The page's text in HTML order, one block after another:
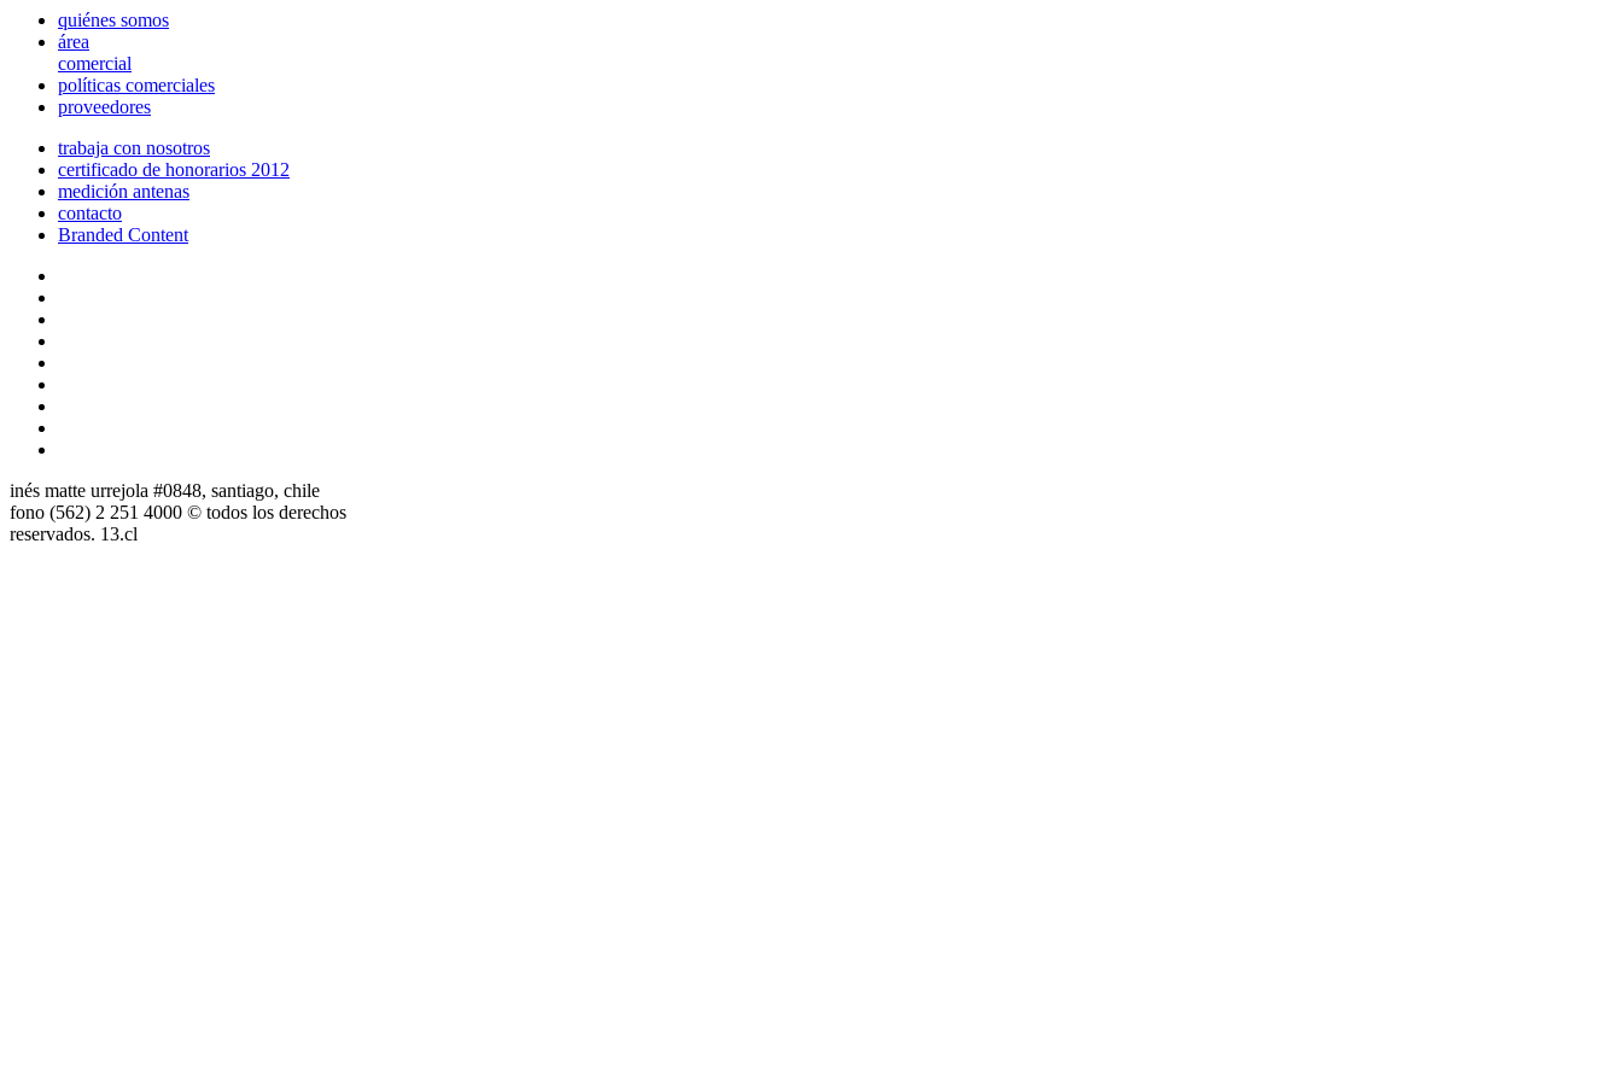
quiénes somos
área
comercial
políticas comerciales
proveedores
trabaja con nosotros
certificado de honorarios 2012
medición antenas
contacto
Branded Content
inés matte urrejola #0848, santiago, chile
fono (562) 2 251 4000 © todos los derechos
reservados. 13.cl